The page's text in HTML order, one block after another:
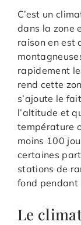
C’est un
dans la zone
raison en est
rapidement
rend cette
s’ajoute le
l’altitude et
température
moins 100
certaines
stations de
fond pendant
Le